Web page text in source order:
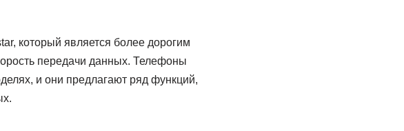
который является более дорогим
передачи данных. Телефоны
и они предлагают ряд функций,